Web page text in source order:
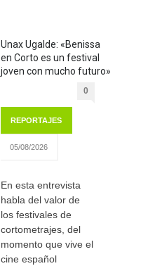
Unax Ugalde: «Benissa
en Corto es un festival
joven con mucho futuro»
0
REPORTAJES
05/08/2026
En esta entrevista
habla del valor de
los festivales de
cortometrajes, del
momento que vive el
cine español